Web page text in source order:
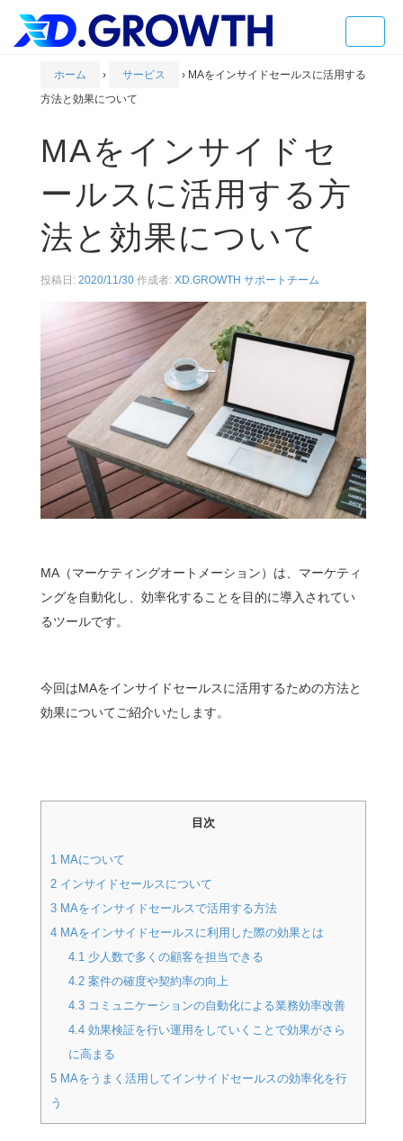
ホーム › サービス › MAをインサイドセールスに活用する
方法と効果について
MAをインサイドセ
ールスに活用する方
法と効果について
投稿日: 2020/11/30作成者: XD.GROWTH サポートチーム
MA（マーケティングオートメーション）は、マーケティ
ングを自動化し、効率化することを目的に導入されてい
るツールです。
今回はMAをインサイドセールスに活用するための方法と
効果についてご紹介いたします。
目次
1 MAについて
2インサイドセールスについて
3MAをインサイドセールスで活用する方法
4MAをインサイドセールスに利用した際の効果とは
4.1 少人数で多くの顧客を担当できる
4.2案件の確度や契約率の向上
4.3コミュニケーションの自動化による業務効率改善
4.4効果検証を行い運用をしていくことで効果がさら
に高まる
5MAをうまく活用してインサイドセールスの効率化を行
う